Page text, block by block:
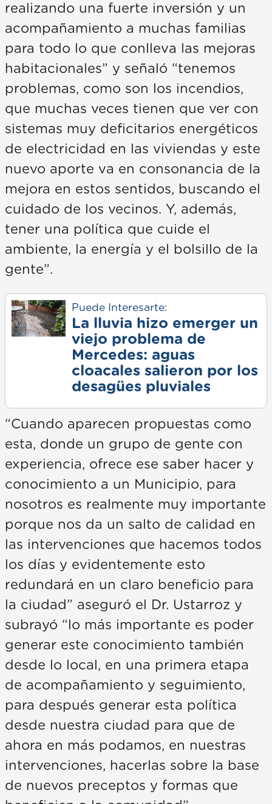
realizando una fuerte inversión y un
acompañamiento a muchas familias
para todo lo que conlleva las mejoras
habitacionales” y señaló “tenemos
problemas, como son los incendios,
que muchas veces tienen que ver con
sistemas muy deficitarios energéticos
de electricidad en las viviendas y este
nuevo aporte va en consonancia de la
mejora en estos sentidos, buscando el
cuidado de los vecinos. Y, además,
tener una política que cuide el
ambiente, la energía y el bolsillo de la
gente”.
Puede Interesarte:
La lluvia hizo emerger un
viejo problema de
Mercedes: aguas
cloacales salieron por los
desagües pluviales
“Cuando aparecen propuestas como
esta, donde un grupo de gente con
experiencia, ofrece ese saber hacer y
conocimiento a un Municipio, para
nosotros es realmente muy importante
porque nos da un salto de calidad en
las intervenciones que hacemos todos
los días y evidentemente esto
redundará en un claro beneficio para
la ciudad” aseguró el Dr. Ustarroz y
subrayó “lo más importante es poder
generar este conocimiento también
desde lo local, en una primera etapa
de acompañamiento y seguimiento,
para después generar esta política
desde nuestra ciudad para que de
ahora en más podamos, en nuestras
intervenciones, hacerlas sobre la base
de nuevos preceptos y formas que